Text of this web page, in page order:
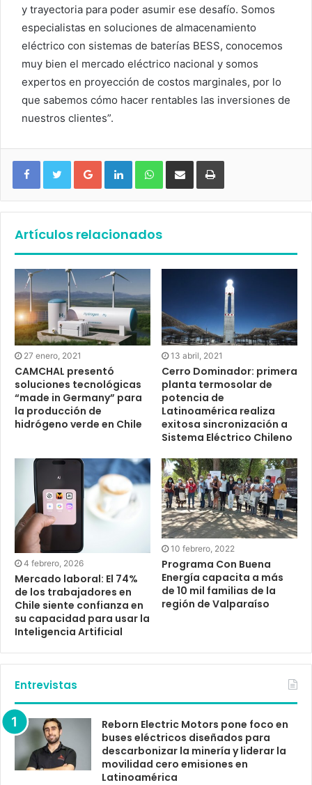
y trayectoria para poder asumir ese desafío. Somos
especialistas en soluciones de almacenamiento
eléctrico con sistemas de baterías BESS, conocemos
muy bien el mercado eléctrico nacional y somos
expertos en proyección de costos marginales, por lo
que sabemos cómo hacer rentables las inversiones de
nuestros clientes”.
Google+ LinkedIn WhatsApp
Artículos relacionados
27 enero, 2021
CAMCHAL presentó
soluciones tecnológicas
“made in Germany” para
la producción de
hidrógeno verde en Chile
13 abril, 2021
Cerro Dominador: primera
planta termosolar de
potencia de
Latinoamérica realiza
exitosa sincronización a
Sistema Eléctrico Chileno
4 febrero, 2026
Mercado laboral: El 74%
de los trabajadores en
Chile siente confianza en
su capacidad para usar la
Inteligencia Artificial
10 febrero, 2022
Programa Con Buena
Energía capacita a más
de 10 mil familias de la
región de Valparaíso
Entrevistas
Reborn Electric Motors pone foco en
buses eléctricos diseñados para
descarbonizar la minería y liderar la
movilidad cero emisiones en
Latinoamérica